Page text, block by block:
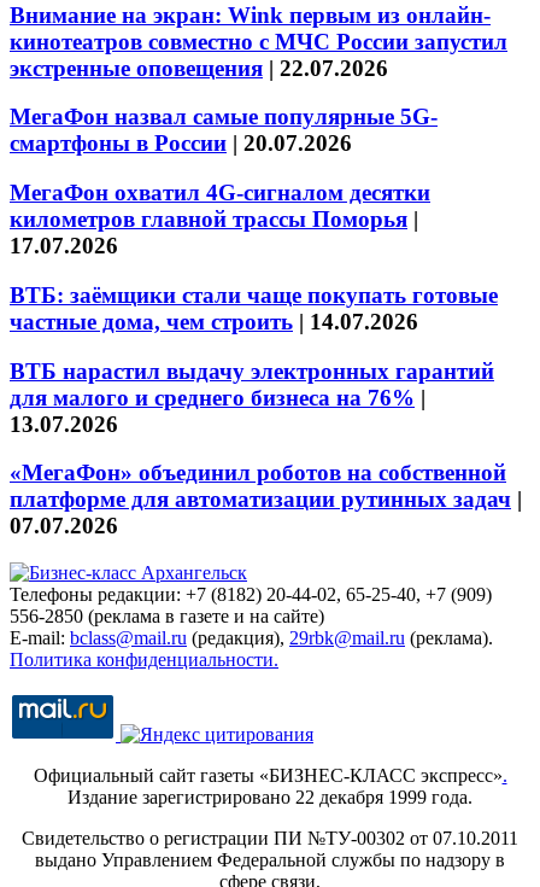
Внимание на экран: Wink первым из онлайн-
кинотеатров совместно с МЧС России запустил
экстренные оповещения | 22.07.2026
МегаФон назвал самые популярные 5G-
смартфоны в России | 20.07.2026
МегаФон охватил 4G-сигналом десятки
километров главной трассы Поморья |
17.07.2026
ВТБ: заёмщики стали чаще покупать готовые
частные дома, чем строить | 14.07.2026
ВТБ нарастил выдачу электронных гарантий
для малого и среднего бизнеса на 76% |
13.07.2026
«МегаФон» объединил роботов на собственной
платформе для автоматизации рутинных задач |
07.07.2026
Телефоны редакции: +7 (8182) 20-44-02, 65-25-40, +7 (909)
556-2850 (реклама в газете и на сайте)
E-mail: bclass@mail.ru (редакция), 29rbk@mail.ru (реклама).
Политика конфиденциальности.
Официальный сайт газеты «БИЗНЕС-КЛАСС экспресс».
Издание зарегистрировано 22 декабря 1999 года.
Свидетельство о регистрации ПИ №ТУ-00302 от 07.10.2011
выдано Управлением Федеральной службы по надзору в
сфере связи,